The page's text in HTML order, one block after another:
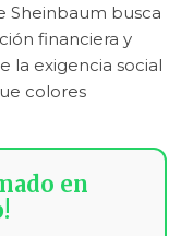
Sheinbaum busca
financiera y
la exigencia social
colores
en